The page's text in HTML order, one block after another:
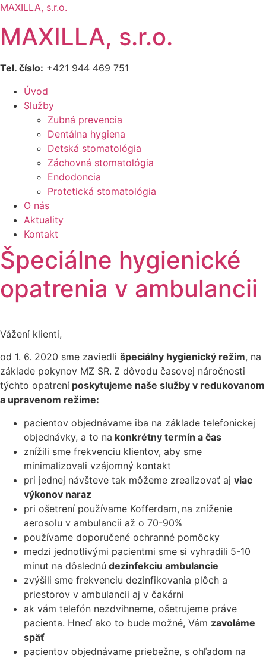
MAXILLA, s.r.o.
MAXILLA, s.r.o.
Tel. číslo: +421 944 469 751
Úvod
Služby
Zubná prevencia
Dentálna hygiena
Detská stomatológia
Záchovná stomatológia
Endodoncia
Protetická stomatológia
O nás
Aktuality
Kontakt
Špeciálne hygienické
opatrenia v ambulancii
Vážení klienti,
od 1. 6. 2020 sme zaviedli špeciálny hygienický režim, na
základe pokynov MZ SR. Z dôvodu časovej náročnosti
týchto opatrení poskytujeme naše služby v redukovanom
a upravenom režime:
pacientov objednávame iba na základe telefonickej
objednávky, a to na konkrétny termín a čas
znížili sme frekvenciu klientov, aby sme
minimalizovali vzájomný kontakt
pri jednej návšteve tak môžeme zrealizovať aj viac
výkonov naraz
pri ošetrení používame Kofferdam, na zníženie
aerosolu v ambulancii až o 70-90%
používame doporučené ochranné pomôcky
medzi jednotlivými pacientmi sme si vyhradili 5-10
minut na dôslednú dezinfekciu ambulancie
zvýšili sme frekvenciu dezinfikovania plôch a
priestorov v ambulancii aj v čakárni
ak vám telefón nezdvihneme, ošetrujeme práve
pacienta. Hneď ako to bude možné, Vám zavoláme
späť
pacientov objednávame priebežne, s ohľadom na